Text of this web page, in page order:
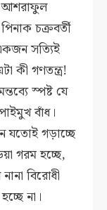
আশরাফুল
চক্রবর্তী
সত্যিই
কী গণতন্ত্র!
স্পষ্ট যে
বাঁধ।
যতোই গড়াচ্ছে
গরম হচ্ছে,
বিরোধী
না।